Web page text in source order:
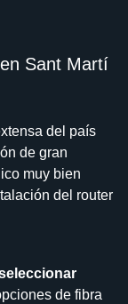
Sant Martí
del país
de gran
muy bien
del router
de fibra